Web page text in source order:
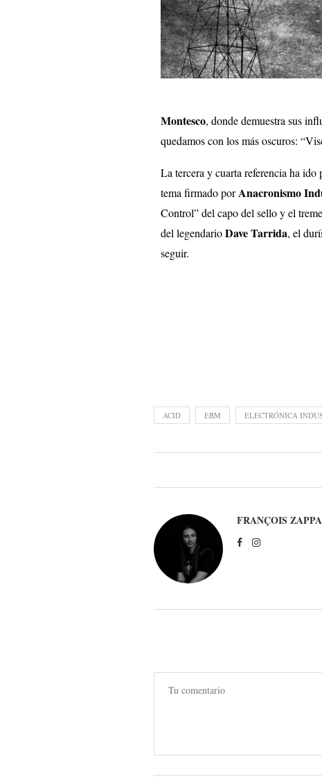
Montesco, donde demuestra sus
quedamos con los más oscuros:
La tercera y cuarta referencia ha ido
tema firmado porAnacronismo
Control” del capo del sello y el
del legendarioDave Tarrida, el
seguir.
ACID EBM ELECTRÓNICA
FRANÇOIS ZAPPA